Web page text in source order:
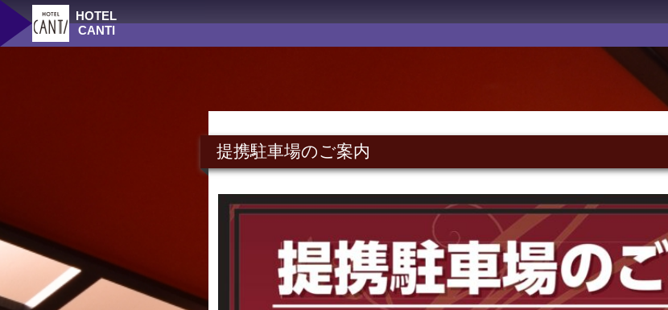
HOTEL
CANTI
提携駐車場のご案内